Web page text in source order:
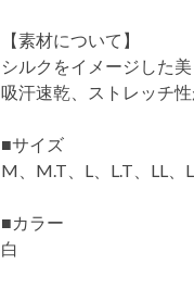
【素材について】
シルクをイメージした
吸汗速乾、ストレッチ
■サイズ
M、M.T、L、L.T、LL、
■カラー
白